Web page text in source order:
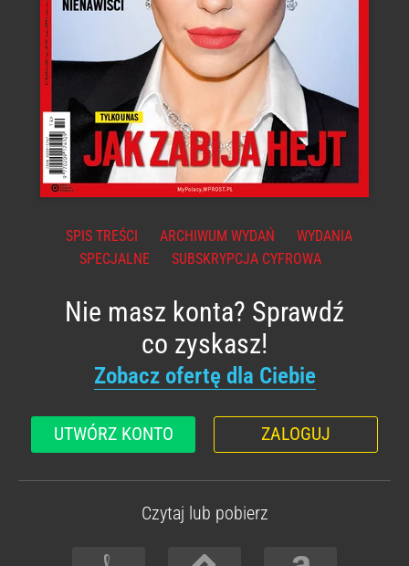
SPIS TREŚCI ARCHIWUM WYDAŃ
WYDANIA
SPECJALNE
SUBSKRYPCJA CYFROWA
Nie masz konta? Sprawdź
co zyskasz!
Zobacz ofertę dla Ciebie
UTWÓRZ KONTO ZALOGUJ
Czytaj lub pobierz